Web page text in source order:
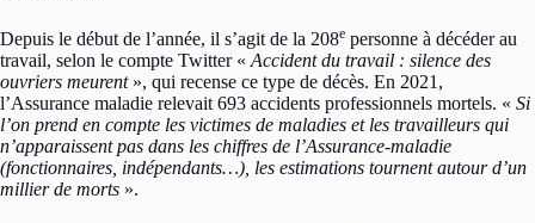
Depuis le début de l’année, il s’agit de la 208e personne à décéder au
travail, selon le compte Twitter « Accident du travail : silence des
ouvriers meurent», qui recense ce type de décès. En 2021,
l’Assurance maladie relevait 693 accidents professionnels mortels. « Si
l’on prend en compte les victimes de maladies et les travailleurs qui
n’apparaissent pas dans les chiffres de l’Assurance-maladie
(fonctionnaires, indépendants…), les estimations tournent autour d’un
millier de morts ».